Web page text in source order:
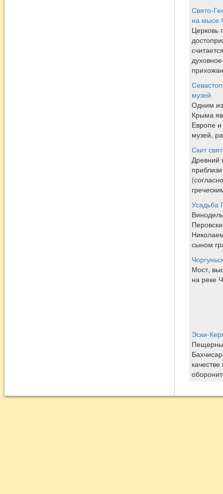
Свято-
на мысе
Церковь
музей
Одним
Крыма
Европе
музей,
Скит
Древний
Усадьба
сыном
Мост,
на реке
Эски-